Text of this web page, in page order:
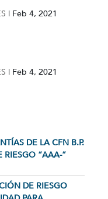
| Feb 4, 2021
| Feb 4, 2021
DE LA CFN B.P.
RIESGO “AAA-”
DE RIESGO